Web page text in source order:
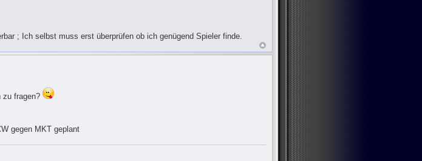
; Ich selbst muss erst überprüfen ob ich genügend Spieler finde.
zu fragen?
gegen MKT geplant